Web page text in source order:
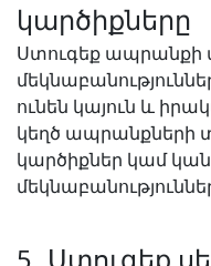
կարծիքները
Ստուգեք ապրանքի
ունեն կայուն և
կեղծ
կարծիքներ կամ